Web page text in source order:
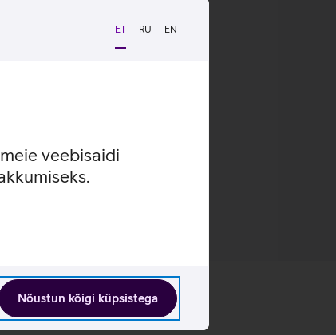
ET RU EN
veebisaidi
Nõustun kõigi küpsistega